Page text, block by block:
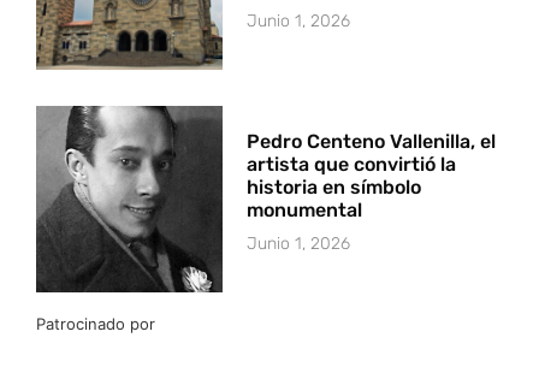
Junio 1, 2026
Pedro Centeno Vallenilla, el
artista que convirtió la
historia en símbolo
monumental
Junio 1, 2026
Patrocinado por